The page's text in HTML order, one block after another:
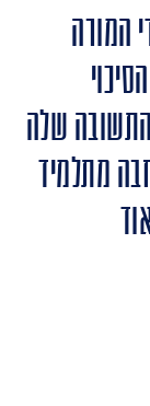
המורה
שלה
מתלמיד